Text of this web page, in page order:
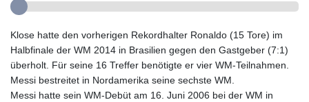
Klose hatte den vorherigen Rekordhalter Ronaldo (15 Tore) im
Halbfinale der WM 2014 in Brasilien gegen den Gastgeber (7:1)
überholt. Für seine 16 Treffer benötigte er vier WM-Teilnahmen.
Messi bestreitet in Nordamerika seine sechste WM.
Messi hatte sein WM-Debüt am 16. Juni 2006 bei der WM in